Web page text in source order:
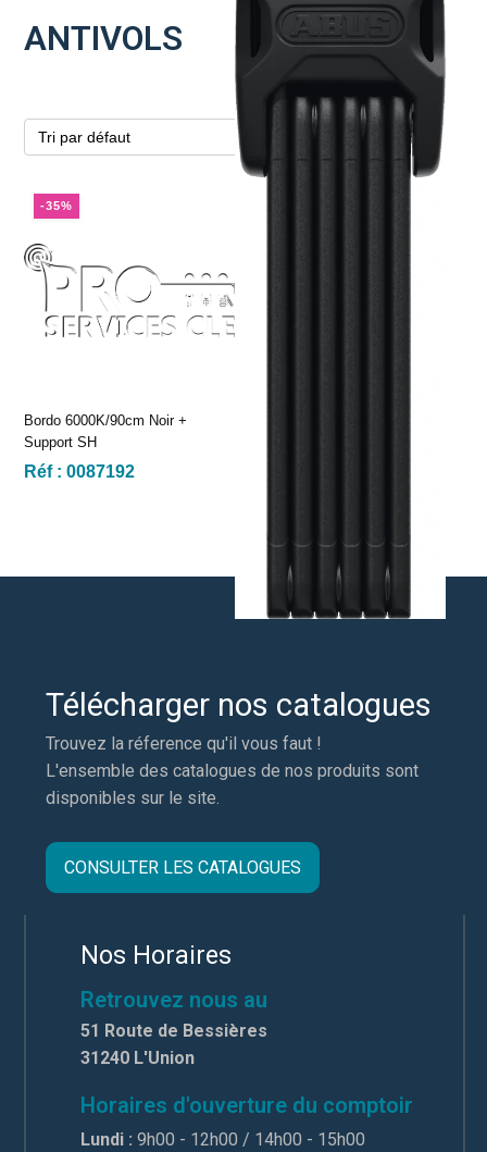
ANTIVOLS
-35%
Bordo 6000K/90cm Noir +
Support SH
Réf :0087192
Télécharger nos catalogues
Trouvez la réference qu'il vous faut !
L'ensemble des catalogues de nos produits sont
disponibles sur le site.
CONSULTER LES CATALOGUES
Nos Horaires
Retrouvez nous au
51 Route de Bessières
31240 L'Union
Horaires d'ouverture du comptoir
Lundi : 9h00 - 12h00 / 14h00 - 15h00